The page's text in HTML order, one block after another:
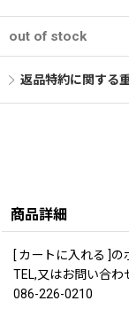
out of stock
返品特約に関する
商品詳細
[ カートに入れる ]の
TEL,又はお問い合わ
086-226-0210